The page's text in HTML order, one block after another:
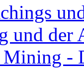
und
-